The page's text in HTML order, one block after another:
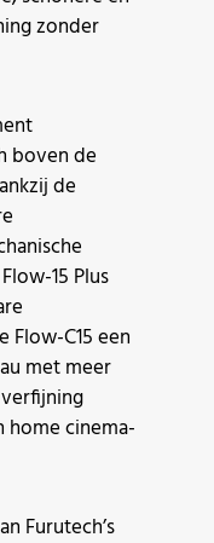
zonder
boven de
de
15 Plus
C15 een
met meer
home cinema-
Furutech’s